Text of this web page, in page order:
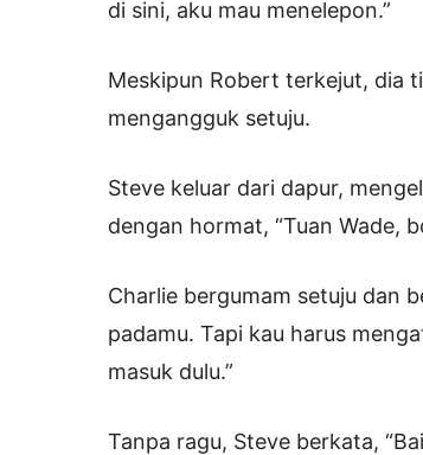
di sini, aku mau menelepon.”
Meskipun Robert terkejut, dia
mengangguk setuju.
Steve keluar dari dapur,
dengan hormat, “Tuan Wade,
Charlie bergumam setuju dan
padamu. Tapi kau harus
masuk dulu.”
Tanpa ragu, Steve berkata,